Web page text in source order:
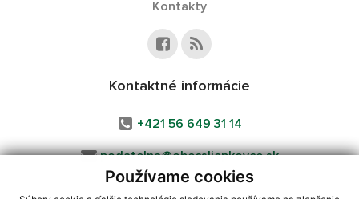
Používame cookies
Kontakty
Kontaktné informácie
+421 56 649 31 14
podatelna@obecsliepkovce.sk